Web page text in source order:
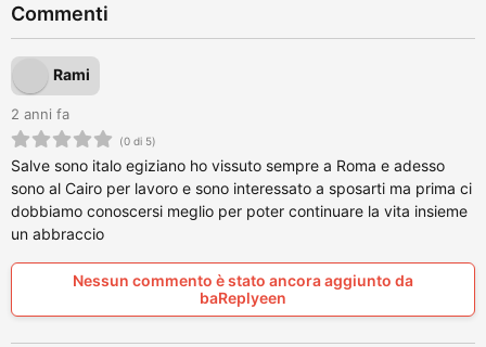
Commenti
Rami
2 anni fa
(0 di 5)
Salve sono italo egiziano ho vissuto sempre a Roma e adesso
sono al Cairo per lavoro e sono interessato a sposarti ma prima ci
dobbiamo conoscersi meglio per poter continuare la vita insieme
un abbraccio
Nessun commento è stato ancora aggiunto da
baReplyeen